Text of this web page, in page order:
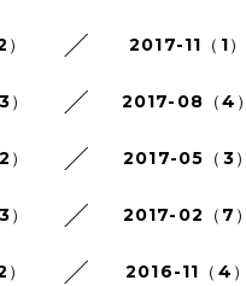
2017-11（1）
2017-08（4）
2017-05（3）
2017-02（7）
2016-11（4）